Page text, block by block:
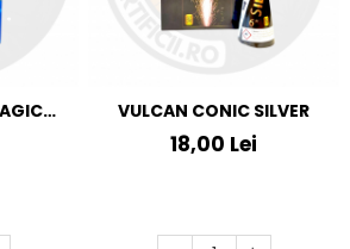
VULCAN CONIC SILVER
18,00 Lei